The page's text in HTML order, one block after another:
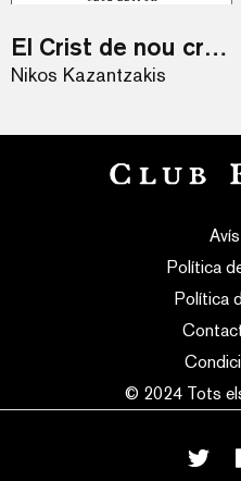
El Crist de nou crucificat / eBook
Nikos Kazantzakis
Política
Política
© 2024 Tots